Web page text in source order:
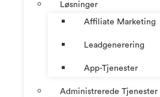
Løsninger
Affiliate Marketing
Leadgenerering
App-Tjenester
Administrerede Tjenester